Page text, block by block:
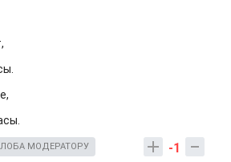
-1
МОДЕРАТОРУ